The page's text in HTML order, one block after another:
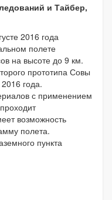
и Тайбер,
2016 года
полете
на высоте до 9 км.
прототипа Совы
года.
с применением
возможность
полета.
пункта